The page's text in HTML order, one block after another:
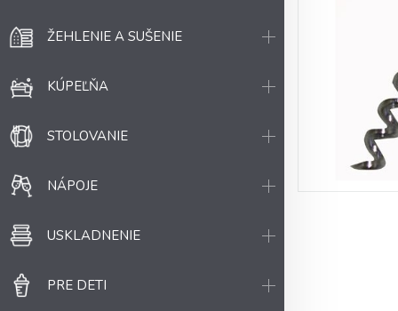
ŽEHLENIE A SUŠENIE
KÚPEĽŇA
STOLOVANIE
NÁPOJE
USKLADNENIE
PRE DETI